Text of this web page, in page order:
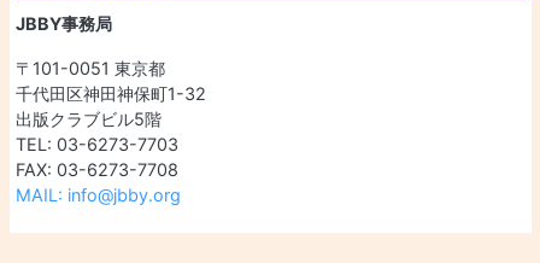
JBBY事務局
〒101-0051 東京都
千代田区神田神保町1-32
出版クラブビル5階
TEL: 03-6273-7703
FAX: 03-6273-7708
MAIL: info@jbby.org